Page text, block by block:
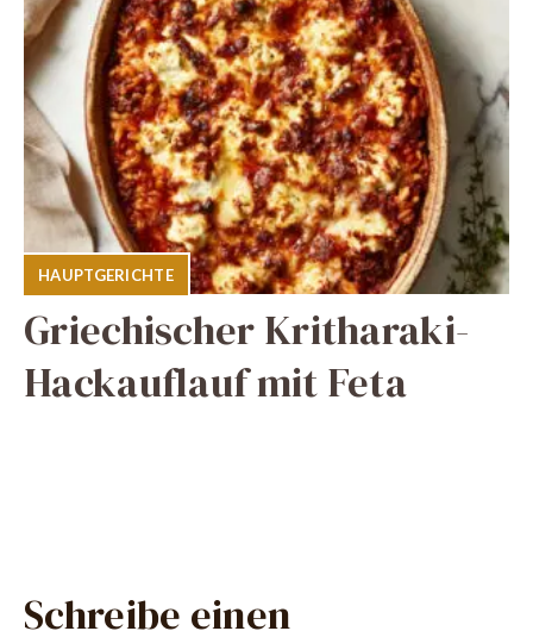
HAUPTGERICHTE
Griechischer Kritharaki-
Hackauflauf mit Feta
Schreibe einen